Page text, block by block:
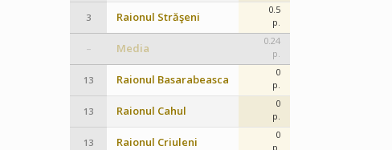
3 Raionul Străşeni
0.5
p.
– Media
0.24
p.
13 Raionul Basarabeasca
0
p.
13 Raionul Cahul
0
p.
13 Raionul Criuleni
0
p.